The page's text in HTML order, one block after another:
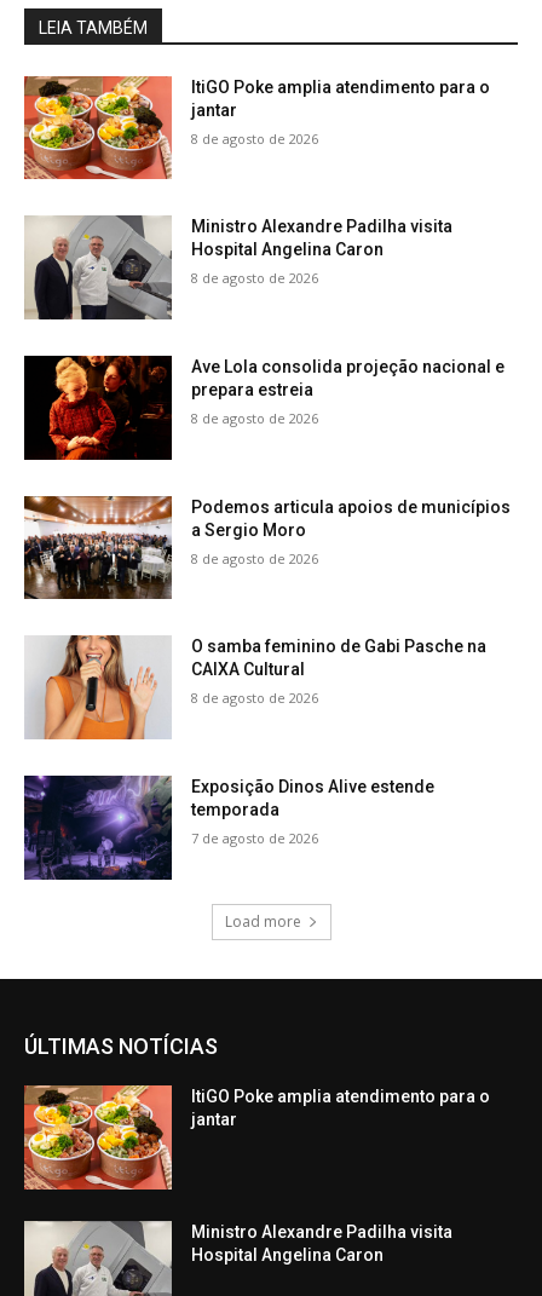
LEIA TAMBÉM
ItiGO Poke amplia atendimento para o
jantar
8 de agosto de 2026
Ministro Alexandre Padilha visita
Hospital Angelina Caron
8 de agosto de 2026
Ave Lola consolida projeção nacional e
prepara estreia
8 de agosto de 2026
Podemos articula apoios de municípios
a Sergio Moro
8 de agosto de 2026
O samba feminino de Gabi Pasche na
CAIXA Cultural
8 de agosto de 2026
Exposição Dinos Alive estende
temporada
7 de agosto de 2026
Load more
ÚLTIMAS NOTÍCIAS
ItiGO Poke amplia atendimento para o
jantar
Ministro Alexandre Padilha visita
Hospital Angelina Caron